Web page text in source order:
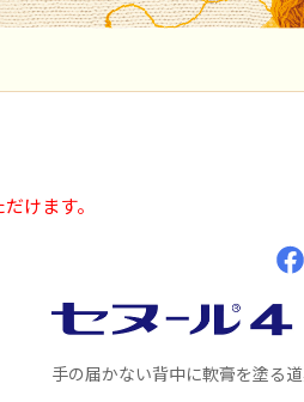
けます。
手の届かない背中に軟膏を塗る